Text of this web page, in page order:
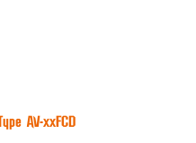
AV-xxFCD